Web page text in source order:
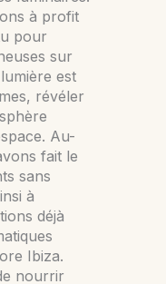
à profit
pour
sur
est
révéler
Au-
fait le
sans
à
déjà
Ibiza.
nourrir